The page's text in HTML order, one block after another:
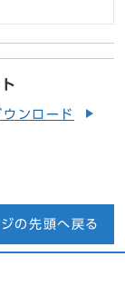
ンロード
の先頭へ戻る